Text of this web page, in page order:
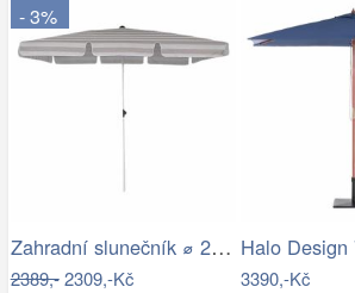
- 3%
Zahradní slunečník ⌀ 2,85 m světle…
2389,-2309,-Kč 3390,-Kč